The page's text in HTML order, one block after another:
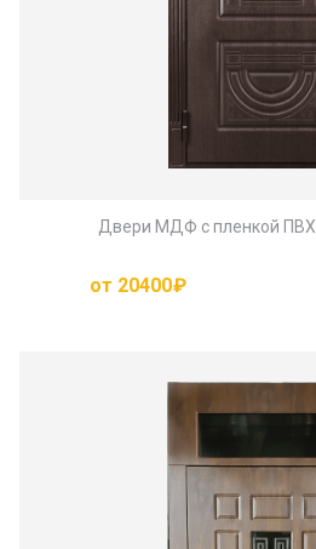
Двери МДФ с пленкой ПВХ
от 20400₽